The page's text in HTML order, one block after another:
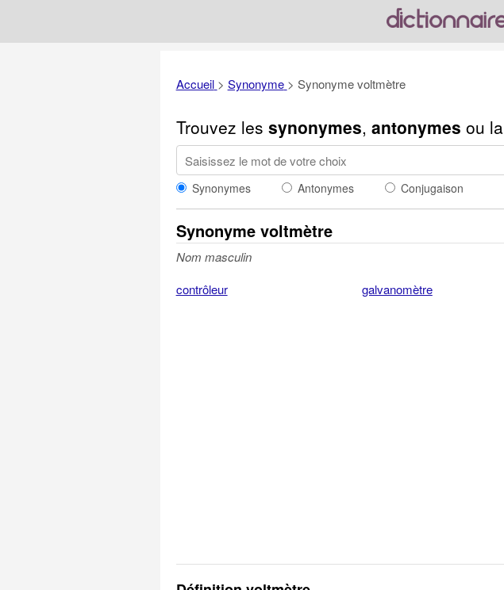
Accueil > Synonyme > Synonyme voltmètre
Trouvez les synonymes, antonymes ou la
Synonymes Antonymes Conjugaison
Synonyme voltmètre
Nom masculin
contrôleur
galvanomètre